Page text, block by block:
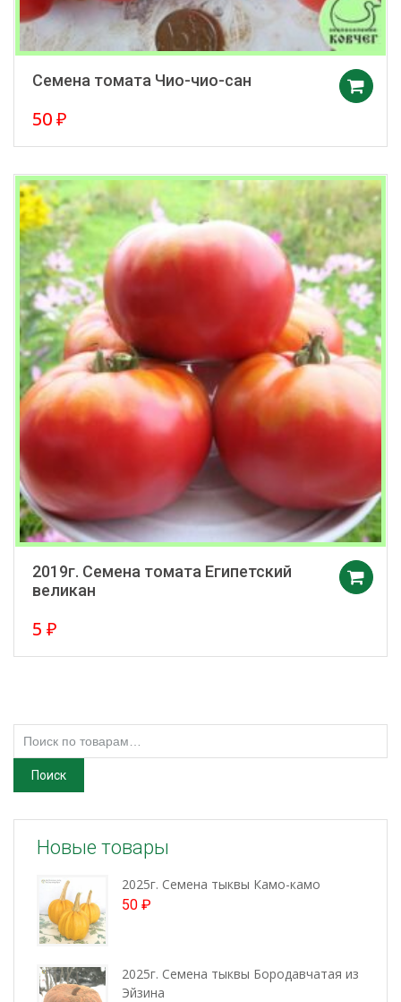
Семена томата Чио-чио-сан
50₽
2019г. Семена томата Египетский
великан
5 ₽
Искать:
Поиск
Новые товары
2025г. Семена тыквы Камо-камо
50 ₽
2025г. Семена тыквы Бородавчатая из
Эйзина